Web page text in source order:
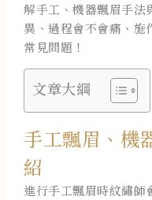
解手工、機器飄眉手法
異、過程會不會痛、施
常見問題！
文章大綱
手工飄眉、機
紹
進行手工飄眉時紋繡師